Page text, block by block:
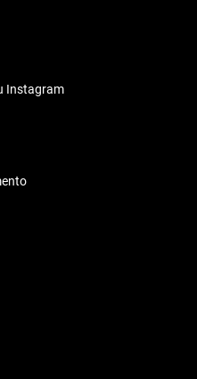
Instagram